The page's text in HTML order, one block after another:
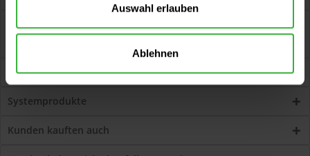
Auswahl erlauben
Ablehnen
Bewertungen
16
Zubehör 8
Systemprodukte
Kunden kauften auch